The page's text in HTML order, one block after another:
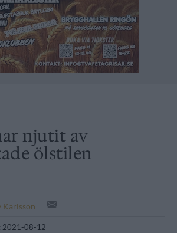
njutit av
ölstilen
Karlsson
2021-08-12